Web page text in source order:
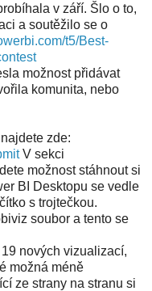
v září. Šlo o to,
a soutěžilo se o
t5/Best-
možnost přidávat
komunita, nebo
zde:
V sekci
možnost stáhnout si
BI Desktopu se vedle
s trojtečkou.
soubor a tento se
nových vizualizací,
možná méně
ze strany na stranu si